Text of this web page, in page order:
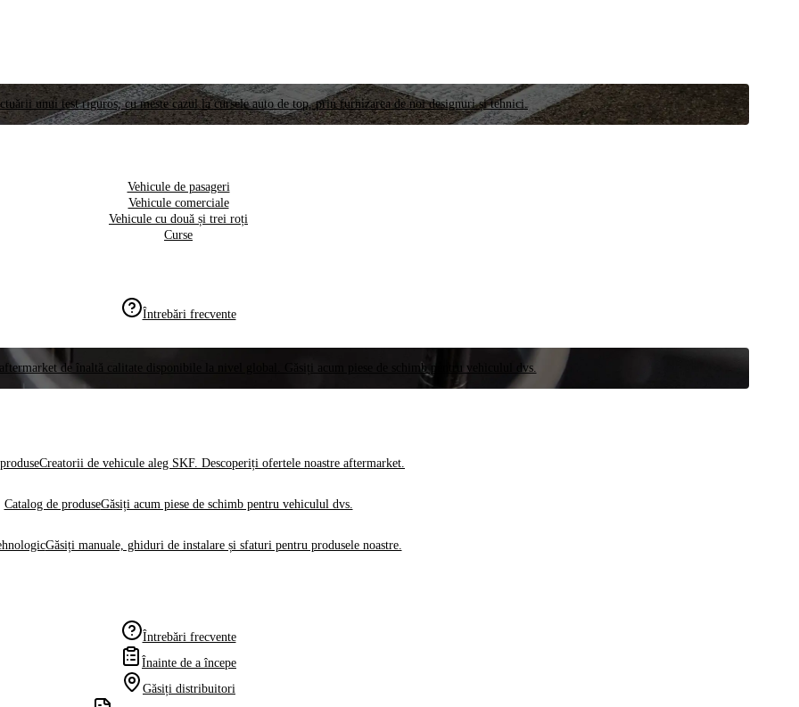
unui test riguros, cu meste cazul la cursele auto de top, prin furnizarea de noi designuri și tehnici.
Vehicule de pasageri
Vehicule comerciale
Vehicule cu două și trei roți
Curse
Întrebări frecvente
de înaltă calitate disponibile la nivel global. Găsiți acum piese de schimb pentru vehiculul dvs.
Creatorii de vehicule aleg SKF. Descoperiți ofertele noastre aftermarket.
Catalog de produseGăsiți acum piese de schimb pentru vehiculul dvs.
Găsiți manuale, ghiduri de instalare și sfaturi pentru produsele noastre.
Întrebări frecvente
Înainte de a începe
Găsiți distribuitori